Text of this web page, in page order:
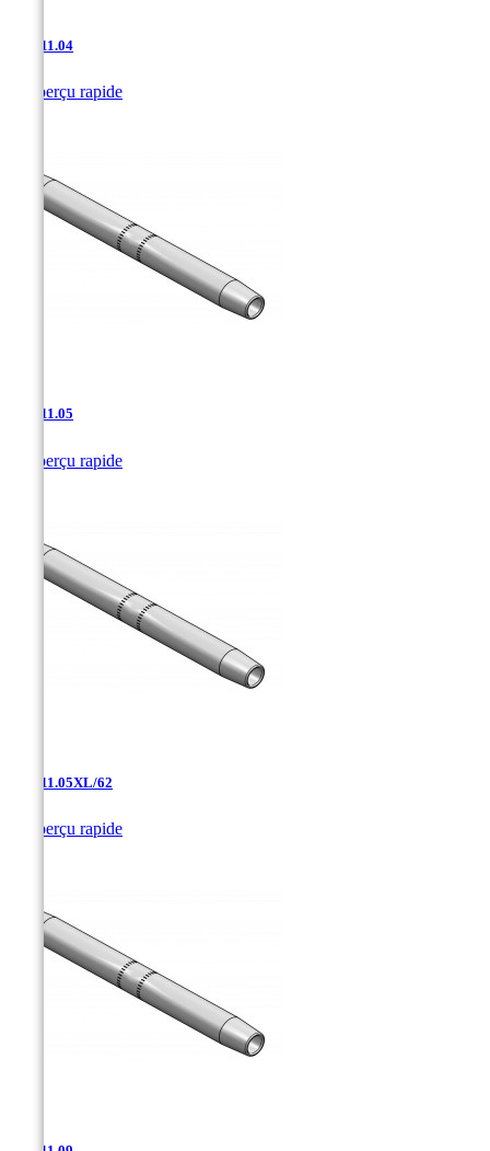
AAJ-11.04
Aperçu rapide
AAJ-11.05
Aperçu rapide
AAJ-11.05XL/62
Aperçu rapide